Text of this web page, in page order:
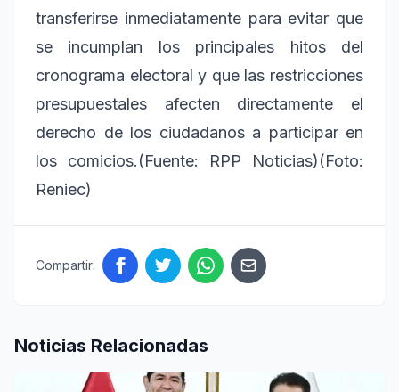
transferirse inmediatamente para evitar que
se incumplan los principales hitos del
cronograma electoral y que las restricciones
presupuestales afecten directamente el
derecho de los ciudadanos a participar en
los comicios.(Fuente: RPP Noticias)(Foto:
Reniec)
Compartir:
Noticias Relacionadas